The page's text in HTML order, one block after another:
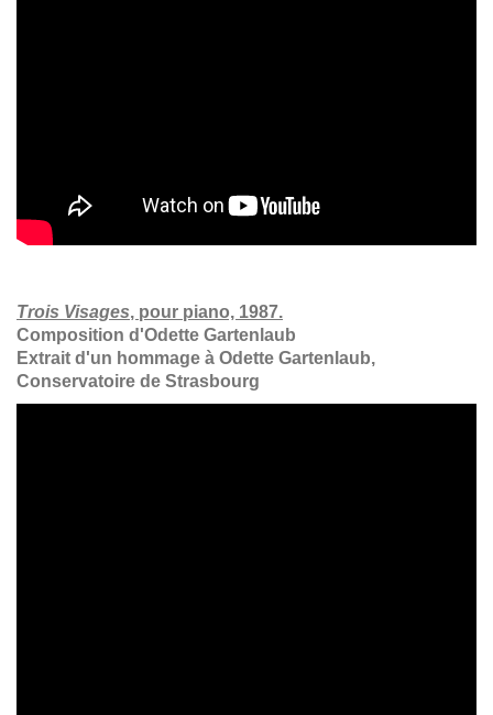
Trois Visages, pour piano, 1987.
Composition d'Odette Gartenlaub
Extrait d'un hommage à Odette Gartenlaub,
Conservatoire de Strasbourg